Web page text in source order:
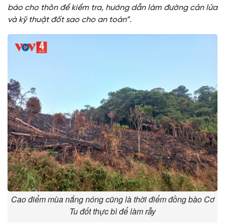
báo cho thôn để kiểm tra, hướng dẫn làm đường cản lửa
và kỹ thuật đốt sao cho an toàn”.
Cao điểm mùa nắng nóng cũng là thời điểm đồng bào Cơ
Tu đốt thực bì để làm rẫy